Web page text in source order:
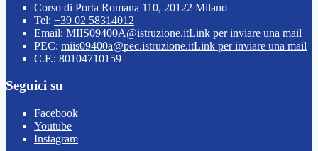
Corso di Porta Romana 110, 20122 Milano
Tel: +39 02 58314012
Email: MIIS09400A@istruzione.itLink per inviare una mail
PEC: miis09400a@pec.istruzione.itLink per inviare una mail
C.F.: 80104710159
Seguici su
Facebook
Youtube
Instagram